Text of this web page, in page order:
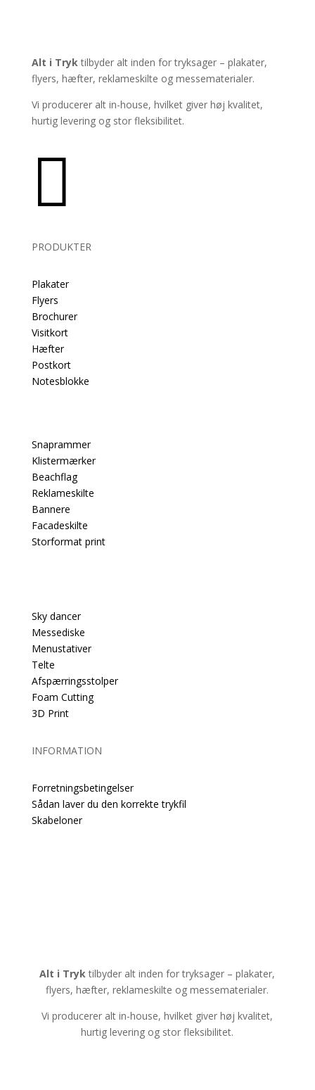
Alt i Tryktilbyder alt inden for tryksager – plakater,
flyers, hæfter, reklameskilte og messematerialer.
Vi producerer alt in-house, hvilket giver høj kvalitet,
hurtig levering og stor fleksibilitet.

PRODUKTER
Plakater
Flyers
Brochurer
Visitkort
Hæfter
Postkort
Notesblokke
Snaprammer
Klistermærker
Beachflag
Reklameskilte
Bannere
Facadeskilte
Storformat print
Sky dancer
Messediske
Menustativer
Telte
Afspærringsstolper
Foam Cutting
3D Print
INFORMATION
Forretningsbetingelser
Sådan laver du den korrekte trykfil
Skabeloner
Alt i Tryktilbyder alt inden for tryksager – plakater,
flyers, hæfter, reklameskilte og messematerialer.
Vi producerer alt in-house, hvilket giver høj kvalitet,
hurtig levering og stor fleksibilitet.